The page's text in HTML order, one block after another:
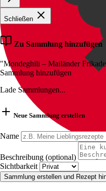
Schließen
Zu Sammlung hinzufügen
"Mondeghili – Mailänder
Sammlung hinzufügen
Lade Sammlungen...
Neue Sammlung erstellen
Name
Beschreibung (optional)
Sichtbarkeit
Sammlung erstellen und Rezept